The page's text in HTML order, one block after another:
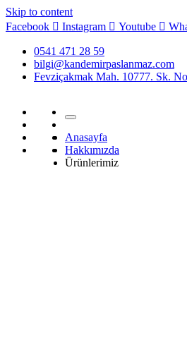
Skip to content
Facebook
Instagram Youtube
0541 471 28 59
bilgi@kandemirpaslanmaz.com
Fevziçakmak Mah. 10777. Sk.
Anasayfa
Hakkımızda
Ürünlerimiz